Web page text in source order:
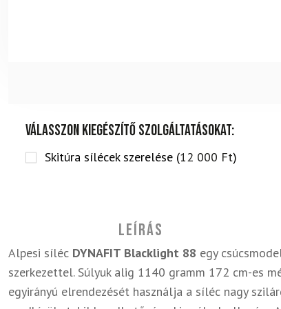
Válasszon kiegészítő szolgáltatásokat:
Skitúra sílécek szerelése (12 000 Ft)
Leírás
Alpesi síléc DYNAFIT Blacklight 88 egy
szerkezettel. Súlyuk alig 1140 gramm 172 cm-es
egyirányú elrendezését használja a síléc nagy